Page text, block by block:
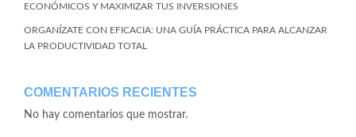
ECONÓMICOS Y MAXIMIZAR TUS INVERSIONES
ORGANÍZATE CON EFICACIA: UNA GUÍA PRÁCTICA PARA ALCANZAR
LA PRODUCTIVIDAD TOTAL
COMENTARIOS RECIENTES
No hay comentarios que mostrar.